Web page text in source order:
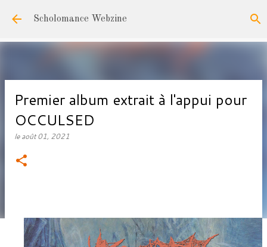
Accéder au contenu principal
Scholomance Webzine
Premier album extrait à l'appui pour
OCCULSED
leaoût 01, 2021